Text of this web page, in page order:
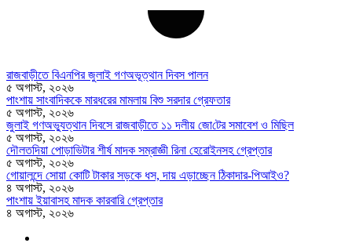
রাজবাড়ীতে বিএন‌পির জুলাই গণঅভূত্থান দিবস পালন
৫ অগাস্ট, ২০২৬
পাংশায় সাংবাদিককে মারধরের মামলায় বিশু সরদার গ্রেফতার
৫ অগাস্ট, ২০২৬
জুলাই গণঅভ্যুত্থান দিবসে রাজবাড়ীতে ১১ দলীয় জো‌টের সমাবেশ ও মি‌ছিল
৫ অগাস্ট, ২০২৬
দৌলতদিয়া পোড়াভিটার শীর্ষ মাদক সম্রাজ্ঞী রিনা হেরোইনসহ গ্রেপ্তার
৫ অগাস্ট, ২০২৬
গোয়ালন্দে সোয়া কোটি টাকার সড়কে ধস, দায় এড়াচ্ছেন ঠিকাদার-পিআইও?
৪ অগাস্ট, ২০২৬
পাংশায় ইয়াবাসহ মাদক কারবারি গ্রেপ্তার
৪ অগাস্ট, ২০২৬